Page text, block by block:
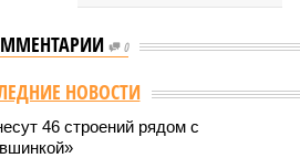
0
НОВОСТИ
46 строений рядом с